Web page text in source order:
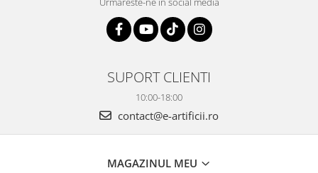
SUPORT CLIENTI
10:00-18:00
contact@e-artificii.ro
MAGAZINUL MEU